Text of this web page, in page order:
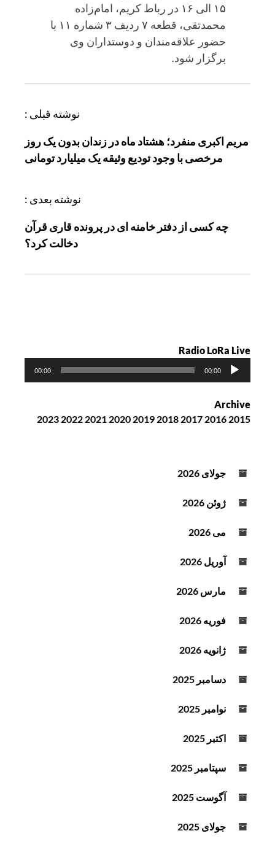
۱۵ الی ۱۶ در رباط کریم، امام‌زاده
محمدتقی، قطعه ۷ ردیف ۳ شماره ۱۱ با
حضور علاقه‌مندان و دوستداران وی
برگزار شود.
ه
ه
نوشته قبلی :
مریم اکبری منفرد؛ هشتاد ماه در زندان بدون یک روز
مرخصی با وجود تودیع وثیقه یک میلیارد تومانی
نوشته بعدی :
چه کسی از دفتر خامنه ای در پرونده قاری قرآن
دخالت کرد؟
Radio LoRa Live
ک
ن
ه
و
00:00
00:00
Archive
2015
2016
2017
2018
2019
2020
2021
2022
2023
جولای 2026
ژوئن 2026
می 2026
آوریل 2026
مارس 2026
فوریه 2026
ژانویه 2026
دسامبر 2025
نوامبر 2025
اکتبر 2025
سپتامبر 2025
آگوست 2025
جولای 2025